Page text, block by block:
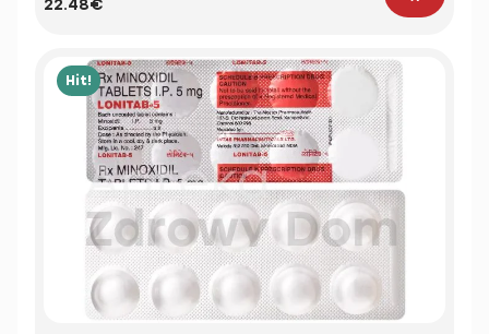
22.48€
Hit!